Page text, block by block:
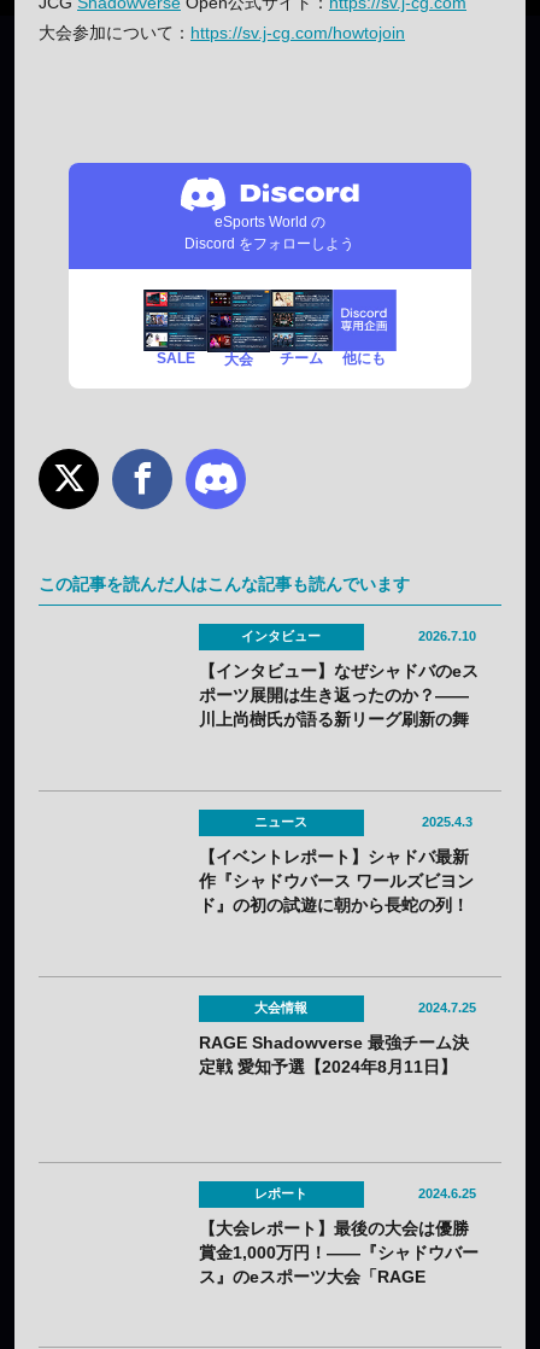
大会参加について： https://sv.j-cg.com/howtojoin
eSports World の
Discord をフォローしよう
SALE 大会 チーム 他にも
この記事を読んだ人はこんな記事も読んでいます
インタビュー 2026.7.10
【インタビュー】なぜシャドバのeス
ポーツ展開は生き返ったのか？——
川上尚樹氏が語る新リーグ刷新の舞
ニュース 2025.4.3
【イベントレポート】シャドバ最新
作『シャドウバース ワールズビヨン
ド』の初の試遊に朝から長蛇の列！
大会情報 2024.7.25
RAGE Shadowverse 最強チーム決
定戦 愛知予選【2024年8月11日】
レポート 2024.6.25
【大会レポート】最後の大会は優勝
賞金1,000万円！——『シャドウバー
ス』のeスポーツ大会「RAGE